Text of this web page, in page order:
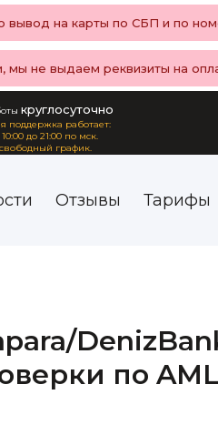
на карты по СБП и по
мы не выдаем реквизиты на
круглосуточно
поддержка работает:
до 21:00 по мск.
график.
Отзывы Тарифы
по